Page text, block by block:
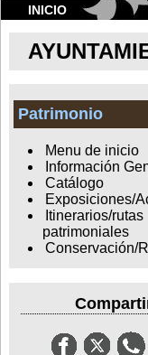
INICIO
Patrimonio
Menu de inicio
Información
Catálogo
Exposiciones/
Itinerarios/rutas
patrimoniales
Conservación/